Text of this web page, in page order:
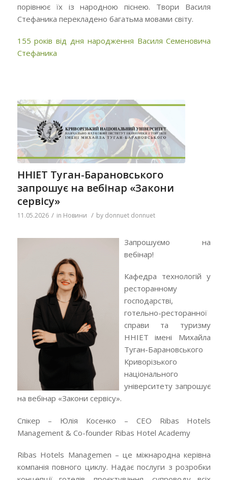
порівнює їх із народною піснею. Твори Василя
Стефаника перекладено багатьма мовами світу.
155 років від дня народження Василя Семеновича
Стефаника
ННІЕТ Туган-Барановського
запрошує на вебінар «Закони
сервісу»
11.05.2026 / in Новини / by donnuet donnuet
Запрошуємо на
вебінар!
Кафедра технологій у
ресторанному
господарстві,
готельно-ресторанної
справи та туризму
ННІЕТ імені Михайла
Туган-Барановського
Криворізького
національного
університету запрошує
на вебінар «Закони сервісу».
Спікер – Юлія Косенко – СЕО Ribas Hotels
Management & Co-founder Ribas Hotel Academy
Ribas Hotels Managemen – це міжнародна керівна
компанія повного циклу. Надає послуги з розробки